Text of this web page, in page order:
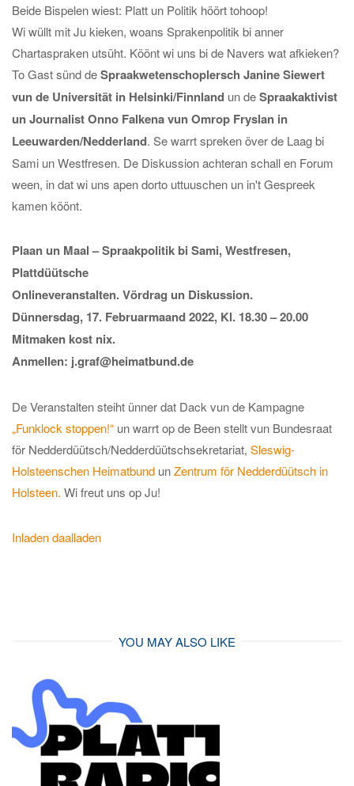
Beide Bispelen wiest: Platt un Politik höört tohoop!
Wi wüllt mit Ju kieken, woans Sprakenpolitik bi anner
Chartaspraken utsüht. Köönt wi uns bi de Navers wat afkieken?
To Gast sünd deSpraakwetenschoplersch Janine Siewert
vun de Universität in Helsinki/Finnland un deSpraakaktivist
un Journalist Onno Falkena vun Omrop Fryslan in
Leeuwarden/Nedderland. Se warrt spreken över de Laag bi
Sami un Westfresen. De Diskussion achteran schall en Forum
ween, in dat wi uns apen dorto uttuuschen un in't Gespreek
kamen köönt.
Plaan un Maal – Spraakpolitik bi Sami, Westfresen,
Plattdüütsche
Onlineveranstalten. Vördrag un Diskussion.
Dünnersdag, 17. Februarmaand 2022, Kl. 18.30 – 20.00
Mitmaken kost nix.
Anmellen: j.graf@heimatbund.de
De Veranstalten steiht ünner dat Dack vun de Kampagne
„Funklock stoppen!“ un warrt op de Been stellt vun Bundesraat
för Nedderdüütsch/Nedderdüütschsekretariat, Sleswig-
Holsteenschen Heimatbund unZentrum för Nedderdüütsch in
Holsteen. Wi freut uns op Ju!
Inladen daalladen
YOU MAY ALSO LIKE